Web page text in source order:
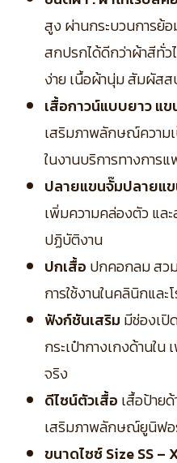
สูง ผ่านกระบวนการย้
สกปรกได้ดีกว่าผ้าสีทั่
ง่าย เนื้อผ้านุ่ม สัมผัสส
เสื้อกาวน์แบบยาว แข
เสริมภาพลักษณ์ความ
ในงานบริการทางการ
ปลายแขนจั๊มปลายแ
เพิ่มความคล่องตัว แล
ปฏิบัติงาน
ปกเสื้อ ปกคอกลม สว
การใช้งานในคลินิกและ
ฟังก์ชันเสริม มีช่องเปิ
กระเป๋ากางเกงด้านใน
จริง
ดีไซน์ตัวเสื้อ เสื้อป้าย
เสริมภาพลักษณ์ยูนิฟ
ขนาดไซซ์ Size SS –